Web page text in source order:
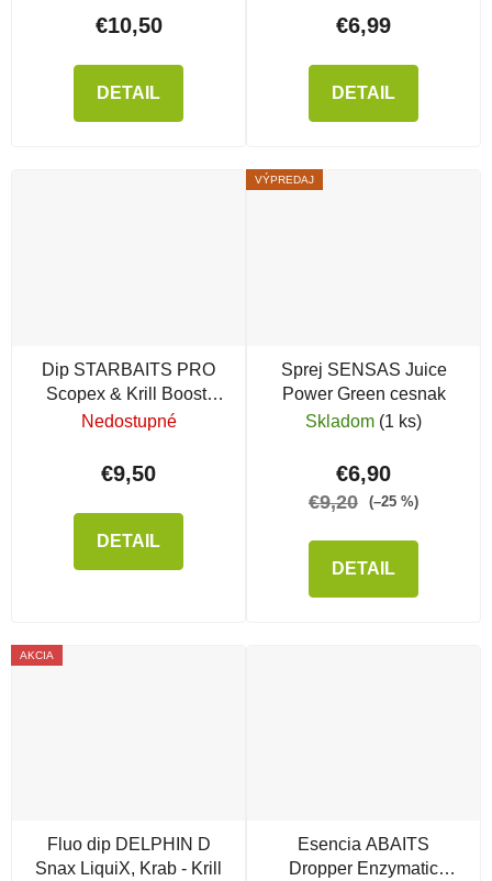
€10,50
DETAIL
€6,99
DETAIL
Dip STARBAITS PRO
Scopex & Krill Boost/
Glug
Nedostupné
€9,50
DETAIL
VÝPREDAJ
Sprej SENSAS Juice
Power Green cesnak
Skladom (1 ks)
€6,90
€9,20 (–25 %)
DETAIL
AKCIA
Fluo dip DELPHIN D
Snax LiquiX, Krab - Krill
Esencia ABAITS
Dropper Enzymatic